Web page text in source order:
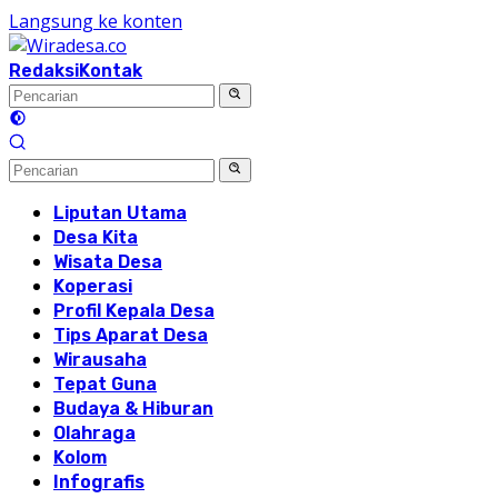
Langsung ke konten
RedaksiKontak
Liputan Utama
Desa Kita
Wisata Desa
Koperasi
Profil Kepala Desa
Tips Aparat Desa
Wirausaha
Tepat Guna
Budaya & Hiburan
Olahraga
Kolom
Infografis